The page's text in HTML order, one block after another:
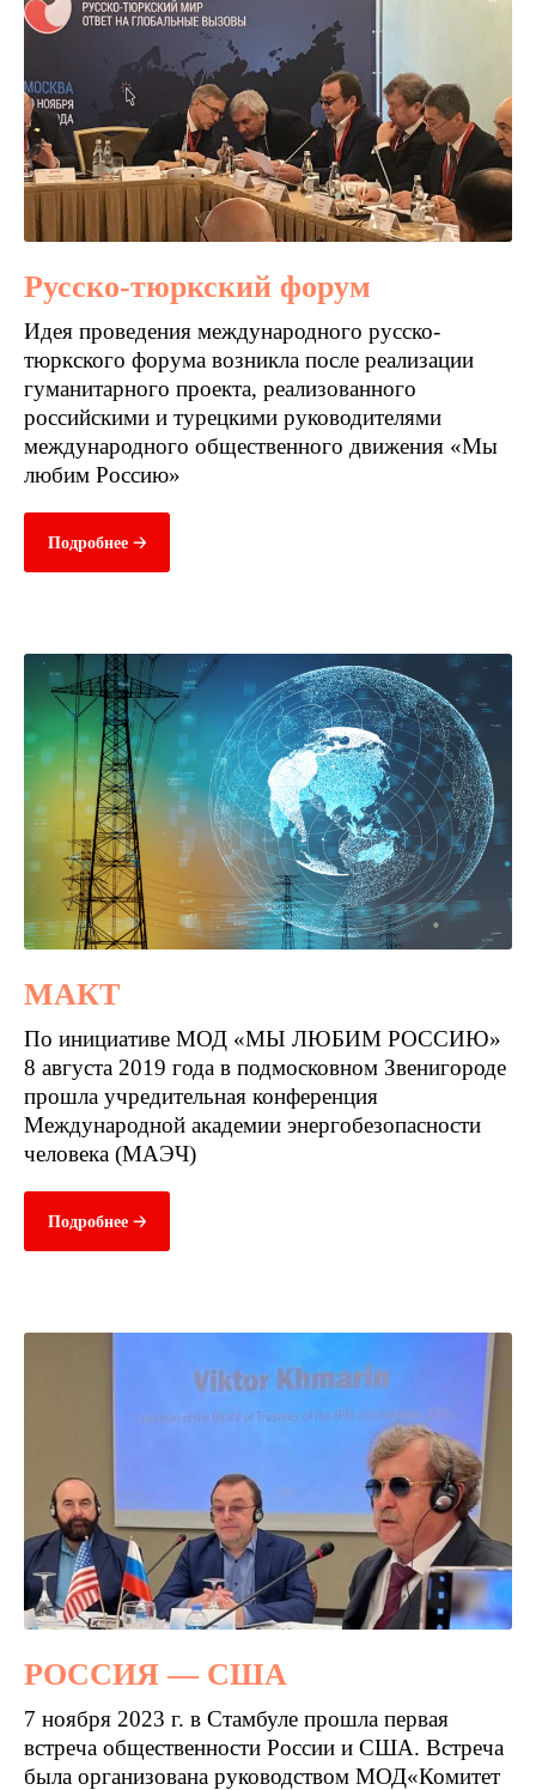
Русско-тюркский форум
Идея проведения международного русско-
тюркского форума возникла после реализации
гуманитарного проекта, реализованного
российскими и турецкими руководителями
международного общественного движения «Мы
любим Россию»
Подробнее 🡢
МАКТ
По инициативе МОД «МЫ ЛЮБИМ РОССИЮ»
8 августа 2019 года в подмосковном Звенигороде
прошла учредительная конференция
Международной академии энергобезопасности
человека (МАЭЧ)
Подробнее 🡢
РОССИЯ — США
7 ноября 2023 г. в Стамбуле прошла первая
встреча общественности России и США. Встреча
была организована руководством МОД«Комитет